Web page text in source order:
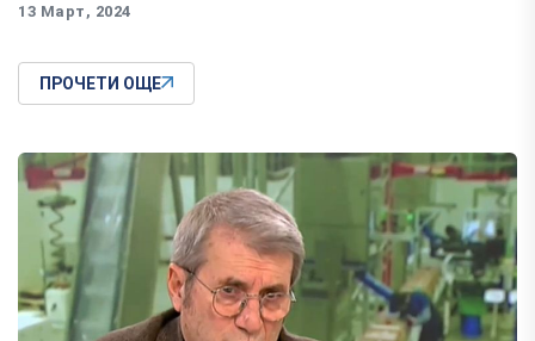
13 Март, 2024
ПРОЧЕТИ ОЩЕ